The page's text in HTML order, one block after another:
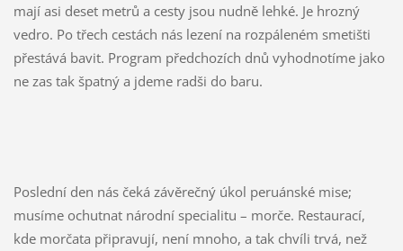
mají asi deset metrů a cesty jsou nudně lehké. Je hrozný
vedro. Po třech cestách nás lezení na rozpáleném smetišti
přestává bavit. Program předchozích dnů vyhodnotíme jako
ne zas tak špatný a jdeme radši do baru.
Poslední den nás čeká závěrečný úkol peruánské mise;
musíme ochutnat národní specialitu – morče. Restaurací,
kde morčata připravují, není mnoho, a tak chvíli trvá, než